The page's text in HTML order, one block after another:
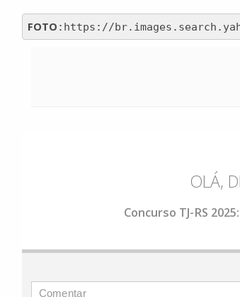
FOTO :https://
OLÁ,
Concurso TJ-RS